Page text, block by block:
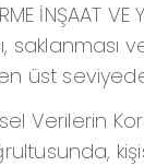
İNŞAAT
üst
Verilerin